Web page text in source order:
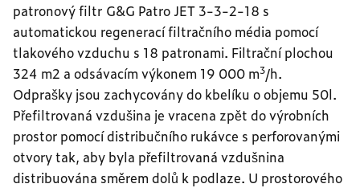
patronový filtr G&G Patro JET 3-3-2-18 s
automatickou regenerací filtračního média pomocí
tlakového vzduchu s 18 patronami. Filtrační plochou
324 m2 a odsávacím výkonem 19 000 m3/h.
Odprašky jsou zachycovány do kbelíku o objemu 50l.
Přefiltrovaná vzdušina je vracena zpět do výrobních
prostor pomocí distribučního rukávce s perforovanými
otvory tak, aby byla přefiltrovaná vzdušnina
distribuována směrem dolů k podlaze. U prostorového